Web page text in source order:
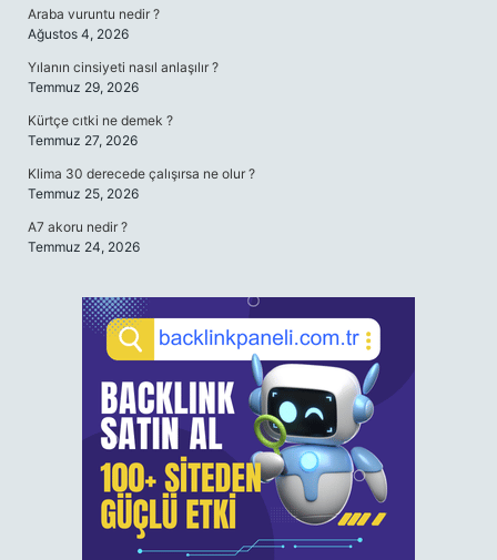
Araba vuruntu nedir ?
Ağustos 4, 2026
Yılanın cinsiyeti nasıl anlaşılır ?
Temmuz 29, 2026
Kürtçe cıtki ne demek ?
Temmuz 27, 2026
Klima 30 derecede çalışırsa ne olur ?
Temmuz 25, 2026
A7 akoru nedir ?
Temmuz 24, 2026